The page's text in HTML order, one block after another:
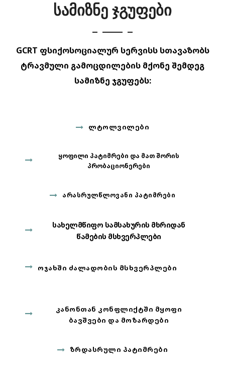
სამიზნე ჯგუფები
GCRT ფსიქოსოციალურ სერვისს სთავაზობს
ტრავმული გამოცდილების მქონე შემდეგ
სამიზნე ჯგუფებს:
ᲚᲢᲝᲚᲕᲘᲚᲔᲑᲘ
ᲧᲝᲤᲘᲚᲘ ᲞᲐᲢᲘᲛᲠᲔᲑᲘ ᲓᲐ ᲛᲐᲗ ᲨᲝᲠᲘᲡ
ᲞᲠᲝᲑᲐᲪᲘᲝᲜᲔᲠᲔᲑᲘ
ᲐᲠᲐᲡᲠᲣᲚᲬᲚᲝᲕᲐᲜᲘ ᲞᲐᲢᲘᲛᲠᲔᲑᲘ
ᲡᲐᲮᲔᲚᲛᲬᲘᲤᲝ ᲡᲐᲛᲡᲐᲮᲣᲠᲘᲡ ᲛᲮᲠᲘᲓᲐᲜ
ᲬᲐᲛᲔᲑᲘᲡ ᲛᲡᲮᲕᲔᲠᲞᲚᲔᲑᲘ
ᲝᲯᲐᲮᲨᲘ ᲫᲐᲚᲐᲓᲝᲑᲘᲡ ᲛᲡᲮᲕᲔᲠᲞᲚᲔᲑᲘ
ᲙᲐᲜᲝᲜᲗᲐᲜ ᲙᲝᲜᲤᲚᲘᲥᲢᲨᲘ ᲛᲧᲝᲤᲘ
ᲑᲐᲕᲨᲕᲔᲑᲘ ᲓᲐ ᲛᲝᲖᲐᲠᲓᲔᲑᲘ
ᲖᲠᲓᲐᲡᲠᲣᲚᲘ ᲞᲐᲢᲘᲛᲠᲔᲑᲘ